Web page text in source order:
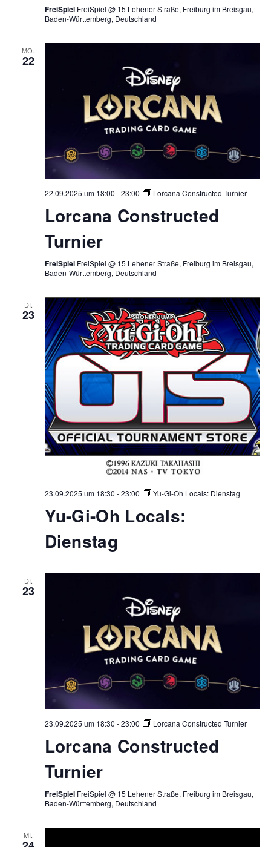
FreiSpiel FreiSpiel @ 15 Lehener Straße, Freiburg im Breisgau,
Baden-Württemberg, Deutschland
MO.
22
22.09.2025 um 18:00 -23:00 Lorcana Constructed Turnier
Lorcana Constructed
Turnier
FreiSpiel FreiSpiel @ 15 Lehener Straße, Freiburg im Breisgau,
Baden-Württemberg, Deutschland
DI.
23
23.09.2025 um 18:30 -23:00 Yu-Gi-Oh Locals: Dienstag
Yu-Gi-Oh Locals:
Dienstag
DI.
23
23.09.2025 um 18:30 -23:00 Lorcana Constructed Turnier
Lorcana Constructed
Turnier
FreiSpiel FreiSpiel @ 15 Lehener Straße, Freiburg im Breisgau,
Baden-Württemberg, Deutschland
MI.